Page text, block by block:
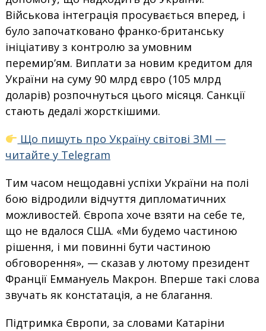
Військова інтеграція просувається вперед, і
було започатковано франко-британську
ініціативу з контролю за умовним
перемир’ям. Виплати за новим кредитом для
України на суму 90 млрд євро (105 млрд
доларів) розпочнуться цього місяця. Санкції
стають дедалі жорсткішими.
Що пишуть про Україну світові ЗМІ —
читайте у Telegram
Тим часом нещодавні успіхи України на полі
бою відродили відчуття дипломатичних
можливостей. Європа хоче взяти на себе те,
що не вдалося США. «Ми будемо частиною
рішення, і ми повинні бути частиною
обговорення», — сказав у лютому президент
Франції Еммануель Макрон. Вперше такі слова
звучать як констатація, а не благання.
Підтримка Європи, за словами Катаріни